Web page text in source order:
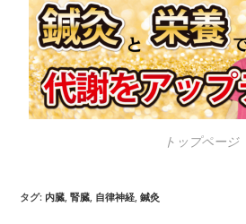
トップページ
タグ: 内臓 腎臓 自律神経 鍼灸